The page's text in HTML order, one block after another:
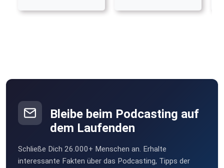
Bleibe beim Podcasting auf
dem Laufenden
Schließe Dich 26.000+ Menschen an. Erhalte
interessante Fakten über das Podcasting, Tipps der